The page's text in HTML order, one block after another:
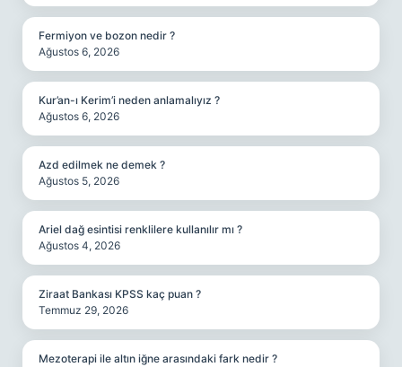
Fermiyon ve bozon nedir ?
Ağustos 6, 2026
Kur’an-ı Kerim’i neden anlamalıyız ?
Ağustos 6, 2026
Azd edilmek ne demek ?
Ağustos 5, 2026
Ariel dağ esintisi renklilere kullanılır mı ?
Ağustos 4, 2026
Ziraat Bankası KPSS kaç puan ?
Temmuz 29, 2026
Mezoterapi ile altın iğne arasındaki fark nedir ?